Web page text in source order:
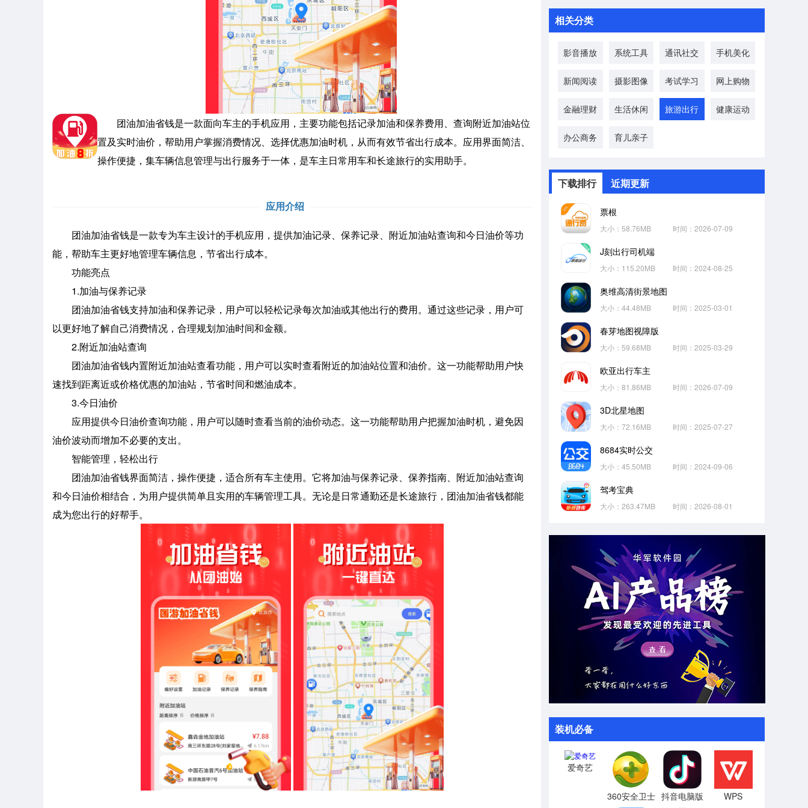
团油加油省钱是一款面向车主的手机应用，主要功能包括记录加油和保养费用、查询附近加油站位
置及实时油价，帮助用户掌握消费情况、选择优惠加油时机，从而有效节省出行成本。应用界面简洁、
操作便捷，集车辆信息管理与出行服务于一体，是车主日常用车和长途旅行的实用助手。
应用介绍
团油加油省钱是一款专为车主设计的手机应用，提供加油记录、保养记录、附近加油站查询和今日油价等功
能，帮助车主更好地管理车辆信息，节省出行成本。
功能亮点
1.加油与保养记录
团油加油省钱支持加油和保养记录，用户可以轻松记录每次加油或其他出行的费用。通过这些记录，用户可
以更好地了解自己消费情况，合理规划加油时间和金额。
2.附近加油站查询
团油加油省钱内置附近加油站查看功能，用户可以实时查看附近的加油站位置和油价。这一功能帮助用户快
速找到距离近或价格优惠的加油站，节省时间和燃油成本。
3.今日油价
应用提供今日油价查询功能，用户可以随时查看当前的油价动态。这一功能帮助用户把握加油时机，避免因
油价波动而增加不必要的支出。
智能管理，轻松出行
团油加油省钱界面简洁，操作便捷，适合所有车主使用。它将加油与保养记录、保养指南、附近加油站查询
和今日油价相结合，为用户提供简单且实用的车辆管理工具。无论是日常通勤还是长途旅行，团油加油省钱都能
成为您出行的好帮手。
相关分类
影音播放 系统工具 通讯社交 手机美化
新闻阅读 摄影图像 考试学习 网上购物
金融理财 生活休闲 旅游出行 健康运动
办公商务 育儿亲子
下载排行 近期更新
票根
大小：58.76MB 时间：2026-07-09
J刻出行司机端
大小：115.20MB 时间：2024-08-25
奥维高清街景地图
大小：44.48MB 时间：2025-03-01
春芽地图视障版
大小：59.68MB 时间：2025-03-29
欧亚出行车主
大小：81.86MB 时间：2026-07-09
3D北星地图
大小：72.16MB 时间：2025-07-27
8684实时公交
大小：45.50MB 时间：2024-09-06
驾考宝典
大小：263.47MB 时间：2026-08-01
装机必备
爱奇艺
360安全卫士 抖音电脑版 WPS